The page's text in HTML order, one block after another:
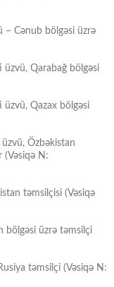
– Cənub bölgəsi üzrə
üzvü, Qarabağ bölgəsi
üzvü, Qazax bölgəsi
Özbəkistan
(Vəsiqə N:
təmsilçisi (Vəsiqə
bölgəsi üzrə təmsilçi
təmsilçi (Vəsiqə N: